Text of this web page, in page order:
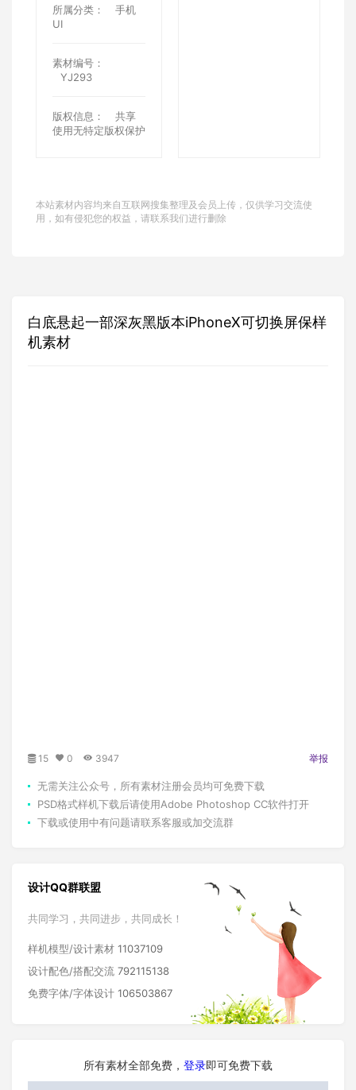
所属分类：
手机
UI
素材编号：
YJ293
版权信息：
共享
使用无特定版权保护
本站素材内容均来自互联网搜集整理及会员上传，仅供学习交流使
用，如有侵犯您的权益，请联系我们进行删除
白底悬起一部深灰黑版本iPhoneX可切换屏保样
机素材
15 0 3947 举报
无需关注公众号，所有素材注册会员均可免费下载
PSD格式样机下载后请使用Adobe Photoshop CC软件打开
下载或使用中有问题请联系客服或加交流群
设计QQ群联盟
共同学习，共同进步，共同成长！
样机模型/设计素材 11037109
设计配色/搭配交流 792115138
免费字体/字体设计 106503867
所有素材全部免费， 登录即可免费下载